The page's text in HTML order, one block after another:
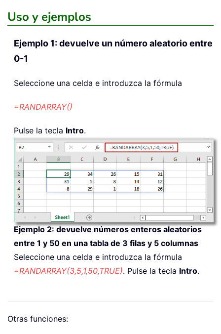
Uso y ejemplos
Ejemplo 1: devuelve un número aleatorio entre
0-1
Seleccione una celda e introduzca la fórmula
=RANDARRAY()
Pulse la tecla Intro.
Ejemplo 2: devuelve números enteros aleatorios
entre 1 y 50 en una tabla de 3 filas y 5 columnas
Seleccione una celda e introduzca la fórmula
=RANDARRAY(3,5,1,50,TRUE). Pulse la tecla Intro.
Otras funciones: